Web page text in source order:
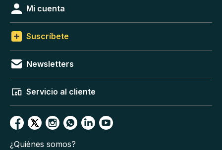
Mi cuenta
Suscríbete
Newsletters
Servicio al cliente
¿Quiénes somos?